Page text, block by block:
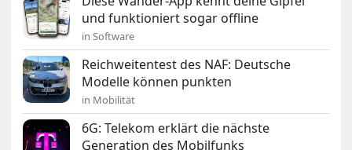
und funktioniert sogar offline
in Software
Reichweitentest des NAF: Deutsche
Modelle können punkten
in Mobilität
6G: Telekom erklärt die nächste
Generation des Mobilfunks